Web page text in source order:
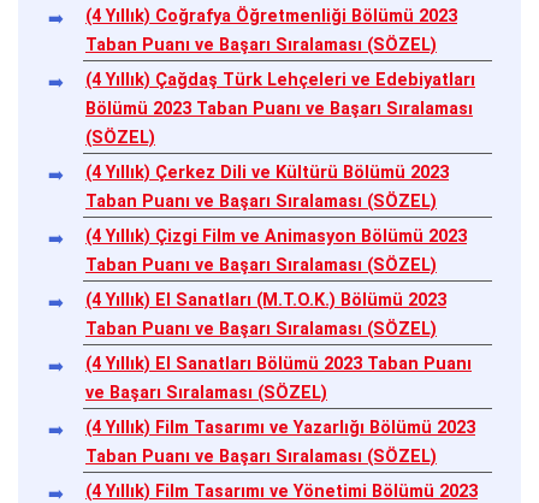
(4 Yıllık) Coğrafya Öğretmenliği Bölümü 2023
Taban Puanı ve Başarı Sıralaması (SÖZEL)
(4 Yıllık) Çağdaş Türk Lehçeleri ve Edebiyatları
Bölümü 2023 Taban Puanı ve Başarı Sıralaması
(SÖZEL)
(4 Yıllık) Çerkez Dili ve Kültürü Bölümü 2023
Taban Puanı ve Başarı Sıralaması (SÖZEL)
(4 Yıllık) Çizgi Film ve Animasyon Bölümü 2023
Taban Puanı ve Başarı Sıralaması (SÖZEL)
(4 Yıllık) El Sanatları (M.T.O.K.) Bölümü 2023
Taban Puanı ve Başarı Sıralaması (SÖZEL)
(4 Yıllık) El Sanatları Bölümü 2023 Taban Puanı
ve Başarı Sıralaması (SÖZEL)
(4 Yıllık) Film Tasarımı ve Yazarlığı Bölümü 2023
Taban Puanı ve Başarı Sıralaması (SÖZEL)
(4 Yıllık) Film Tasarımı ve Yönetimi Bölümü 2023